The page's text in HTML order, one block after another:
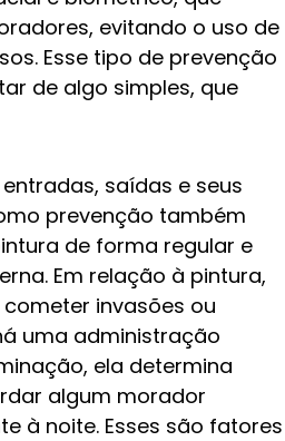
evitando o uso de
Esse tipo de prevenção
de algo simples, que
saídas e seus
prevenção também
de forma regular e
Em relação à pintura,
invasões ou
uma administração
ela determina
algum morador
à noite. Esses são fatores